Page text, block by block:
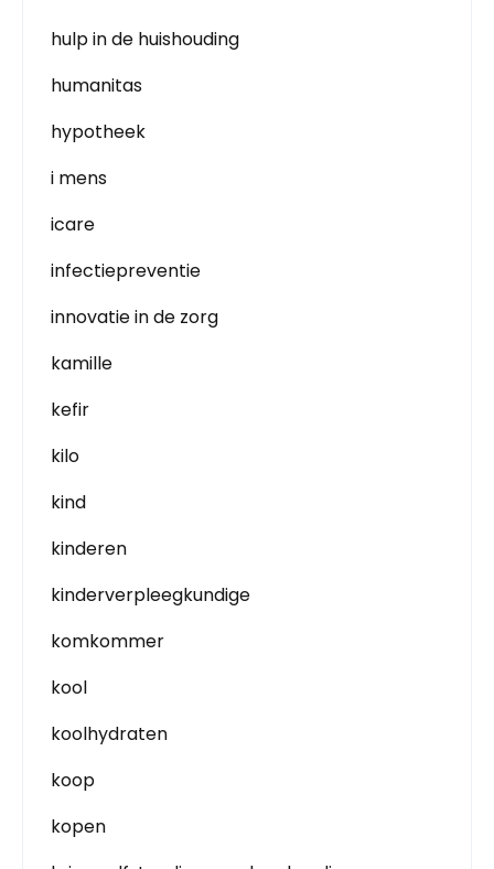
hulp in de huishouding
humanitas
hypotheek
i mens
icare
infectiepreventie
innovatie in de zorg
kamille
kefir
kilo
kind
kinderen
kinderverpleegkundige
komkommer
kool
koolhydraten
koop
kopen